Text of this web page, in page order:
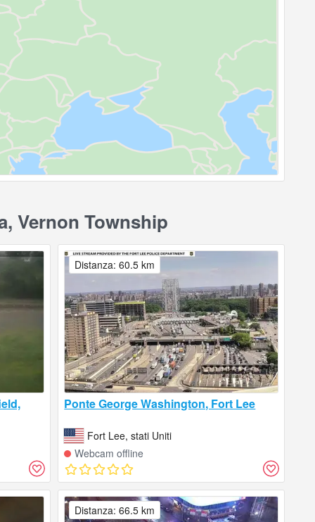
Vernon Township
Ponte George Washington, Fort Lee
Fort Lee, stati Uniti
Webcam offline
Distanza: 60.5 km
Distanza: 66.5 km